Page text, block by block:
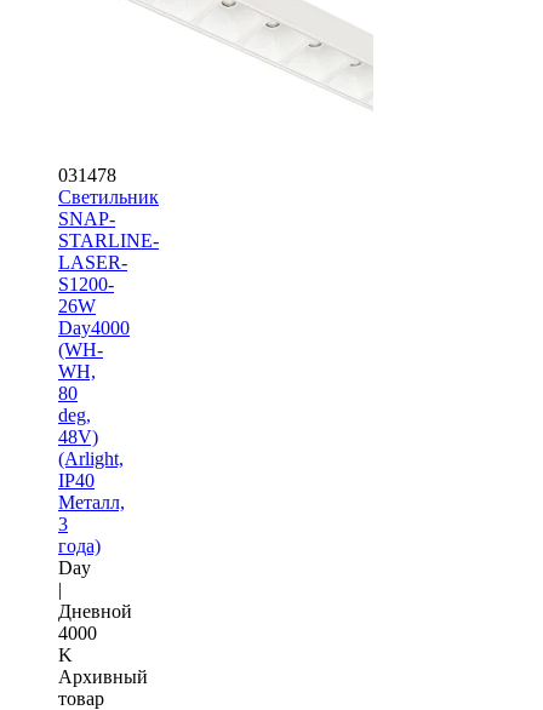
031478
Светильник
SNAP-
STARLINE-
LASER-
S1200-
26W
Day4000
(WH-
WH,
80
deg,
48V)
(Arlight,
IP40
Металл,
3
года)
Day
|
Дневной
4000
K
Архивный
товар